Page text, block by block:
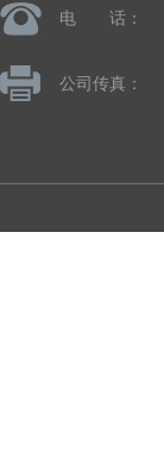
电 话：
公司传真：